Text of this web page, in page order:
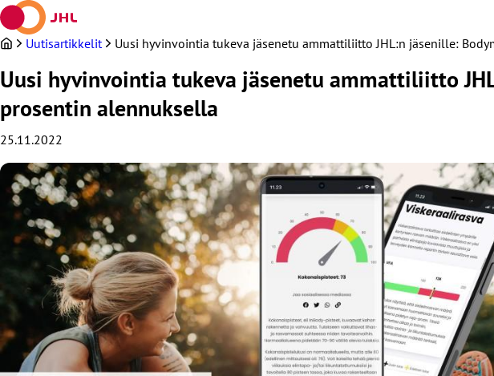
Siirry
sisältöön
Uutisartikkelit Uusi hyvinvointia tukeva jäsenetu ammattiliitto JHL:n jäsenille:
Uusi hyvinvointia tukeva jäsenetu ammattiliitto
prosentin alennuksella
25.11.2022